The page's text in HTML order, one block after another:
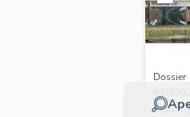
Dossier
Réalisé